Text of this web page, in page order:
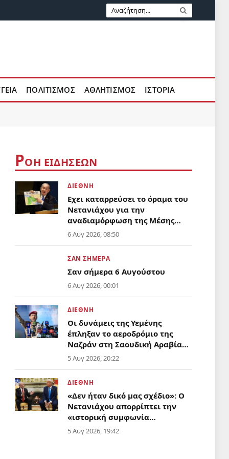
ΠΟΛΙΤΙΣΜΟΣ ΑΘΛΗΤΙΣΜΟΣ ΙΣΤΟΡΙΑ
ΡΟΗ ΕΙΔΗΣΕΩΝ
ΔΙΕΘΝΗ
Εχει καταρρεύσει το όραμα του
Νετανιάχου για την
αναδιαμόρφωση της Μέσης
Ανατολής;
6 Αυγ 2026, 08:50
ΣΑΝ ΣΗΜΕΡΑ
Σαν σήμερα 6 Αυγούστου
6 Αυγ 2026, 00:01
ΔΙΕΘΝΗ
Οι δυνάμεις της Υεμένης
έπληξαν το αεροδρόμιο της
Ναζράν στη Σαουδική Αραβία
και ένα τάνκερ
5 Αυγ 2026, 20:22
ΔΙΕΘΝΗ
«Δεν ήταν δικό μας σχέδιο»: Ο
Νετανιάχου απορρίπτει την
«ιστορική συμφωνία
αφοπλισμού» της Γάζας που
5 Αυγ 2026, 19:42